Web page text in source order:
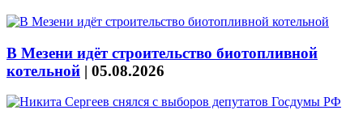
В Мезени идёт строительство биотопливной
котельной | 05.08.2026